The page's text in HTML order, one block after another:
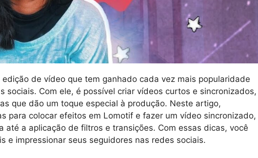
de vídeo que tem ganhado cada vez mais popularidade
sociais. Com ele, é possível criar vídeos curtos e sincronizados,
que dão um toque especial à produção. Neste artigo,
para colocar efeitos em Lomotif e fazer um vídeo sincronizado,
até a aplicação de filtros e transições. Com essas dicas, você
e impressionar seus seguidores nas redes sociais.